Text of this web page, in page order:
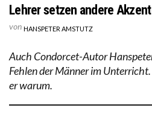
Lehrer setzen andere
von HANSPETER AMSTUTZ
Auch Condorcet-Autor
Fehlen der Männer im
er warum.